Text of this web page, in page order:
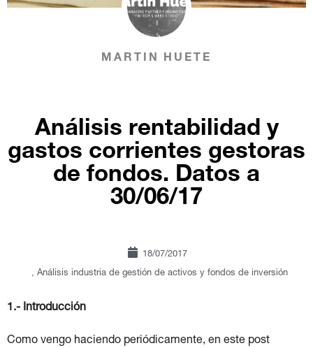
MARTIN HUETE
Análisis rentabilidad y
gastos corrientes gestoras
de fondos. Datos a
30/06/17
18/07/2017
, Análisis industria de gestión de activos y fondos de inversión
1.- Introducción
Como vengo haciendo periódicamente, en este post